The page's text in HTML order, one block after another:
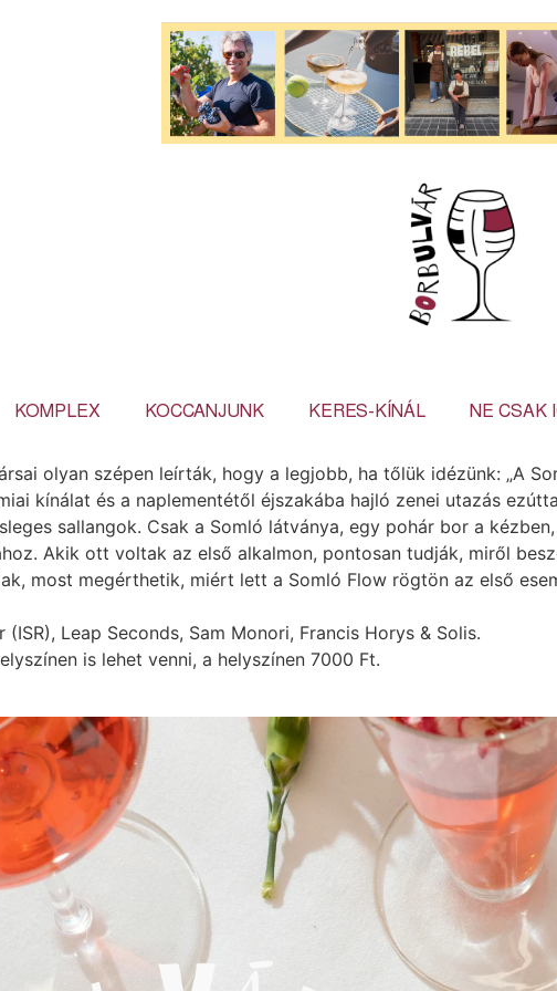
KOMPLEX KOCCANJUNK KERES-KÍNÁL NE CSAK
olyan szépen leírták, hogy a legjobb, ha tőlük idézünk: „A
kínálat és a naplementétől éjszakába hajló zenei utazás
sallangok. Csak a Somló látványa, egy pohár bor a
Akik ott voltak az első alkalmon, pontosan tudják, miről
most megérthetik, miért lett a Somló Flow rögtön az első
(ISR), Leap Seconds, Sam Monori, Francis Horys & Solis.
is lehet venni, a helyszínen 7000 Ft.